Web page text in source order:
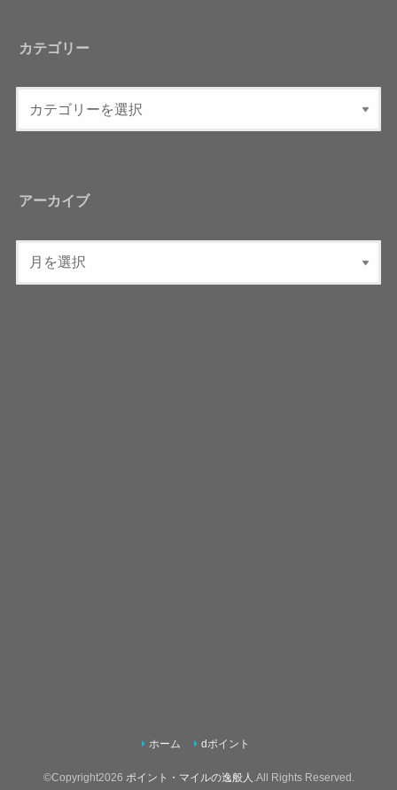
カテゴリー
アーカイブ
ホーム dポイント
©Copyright2026 ポイント・マイルの逸般人 .All Rights Reserved.